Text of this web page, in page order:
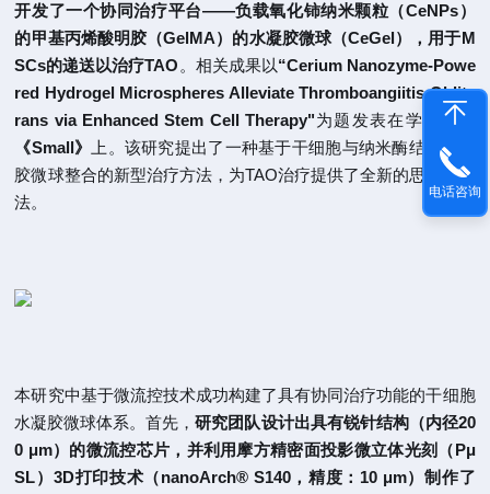
开发了一个协同治疗平台——负载氧化铈纳米颗粒（CeNPs）
的甲基丙烯酸明胶（GelMA）的水凝胶微球（CeGel），用于M
SCs的递送以治疗TAO 。相关成果以“Cerium Nanozyme-Powe
red Hydrogel Microspheres Alleviate Thromboangiitis Oblite
rans via Enhanced Stem Cell Therapy"为题发表在学术期刊
《Small》
上。该研究提出了一种基于干细胞与纳米酶结合水凝
胶微球整合的新型治疗方法，为TAO治疗提供了全新的思路和方
法。
本研究中基于微流控技术成功构建了具有协同治疗功能的干细胞
水凝胶微球体系。首先，研究团队设计出具有锐针结构（内径20
0 μm）的微流控芯片，并利用摩方精密面投影微立体光刻（Pμ
SL）3D打印技术（nanoArch® S140，精度：10 μm）制作了
电话咨询